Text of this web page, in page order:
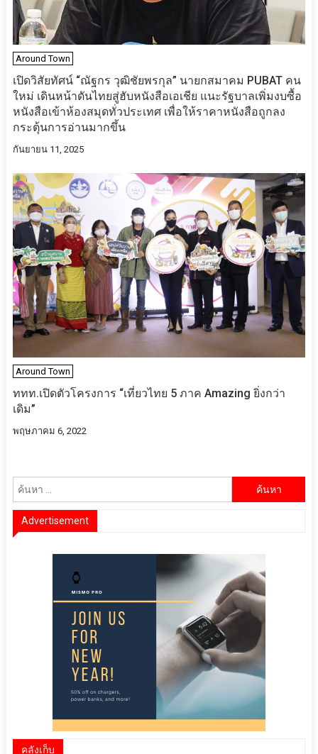
Around Town
เปิดวิสัยทัศน์ “ณัฐกร วุฒิชัยพรกุล” นายกสมาคม PUBAT คน
ใหม่ เดินหน้าดันไทยสู่ฮับหนังสือเอเชีย แนะรัฐบาลเพิ่มงบซื้อ
หนังสือเข้าห้องสมุดทั่วประเทศ เพื่อให้ราคาหนังสือถูกลง
กระตุ้นการอ่านมากขึ้น
กันยายน 11, 2025
Around Town
ททท.เปิดตัวโครงการ “เที่ยวไทย 5 ภาค Amazing ยิ่งกว่า
เดิม”
พฤษภาคม 6, 2022
Advertisement
คลังเก็บ